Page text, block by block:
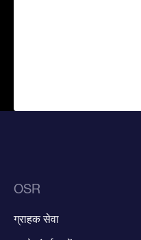
OSR
ग्राहक सेवा